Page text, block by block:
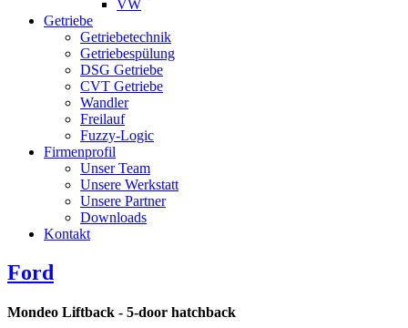
VW
Getriebe
Getriebetechnik
Getriebespülung
DSG Getriebe
CVT Getriebe
Wandler
Freilauf
Fuzzy-Logic
Firmenprofil
Unser Team
Unsere Werkstatt
Unsere Partner
Downloads
Kontakt
Ford
Mondeo Liftback - 5-door hatchback